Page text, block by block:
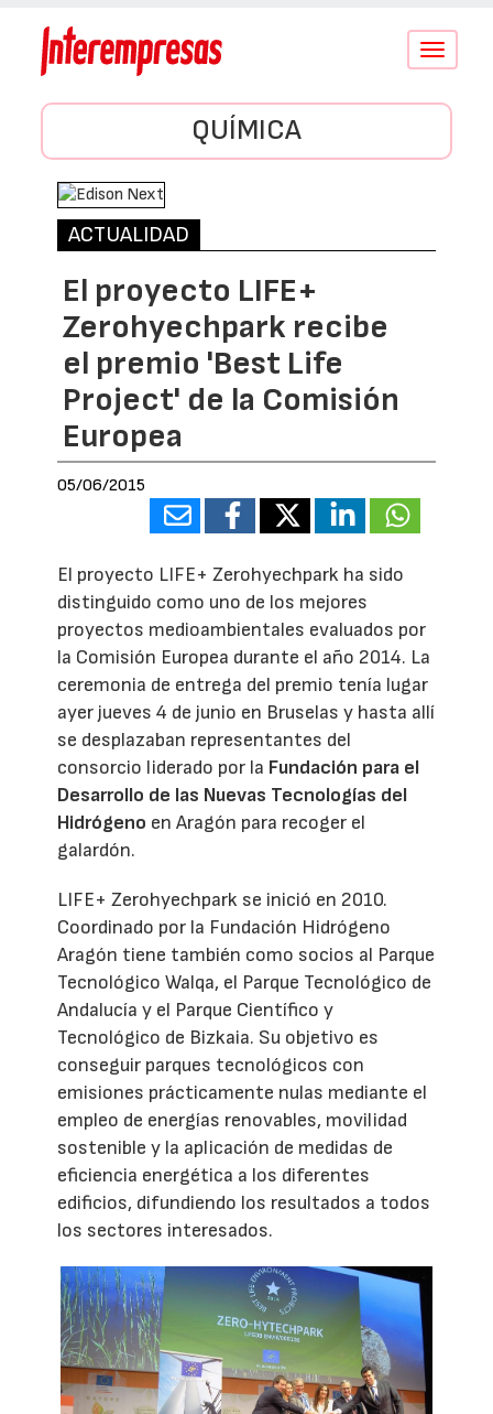
Conmutar
QUÍMICA
ACTUALIDAD
El proyecto LIFE+
Zerohyechpark recibe
el premio 'Best Life
Project' de la Comisión
Europea
05/06/2015
El proyecto LIFE+ Zerohyechpark ha sido
distinguido como uno de los mejores
proyectos medioambientales evaluados por
la Comisión Europea durante el año 2014. La
ceremonia de entrega del premio tenía lugar
ayer jueves 4 de junio en Bruselas y hasta allí
se desplazaban representantes del
consorcio liderado por la Fundación para el
Desarrollo de las Nuevas Tecnologías del
Hidrógeno en Aragón para recoger el
galardón.
LIFE+ Zerohyechpark se inició en 2010.
Coordinado por la Fundación Hidrógeno
Aragón tiene también como socios al Parque
Tecnológico Walqa, el Parque Tecnológico de
Andalucía y el Parque Científico y
Tecnológico de Bizkaia. Su objetivo es
conseguir parques tecnológicos con
emisiones prácticamente nulas mediante el
empleo de energías renovables, movilidad
sostenible y la aplicación de medidas de
eficiencia energética a los diferentes
edificios, difundiendo los resultados a todos
los sectores interesados.